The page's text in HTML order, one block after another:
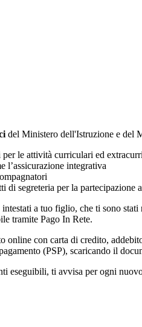
del Ministero dell'Istruzione e del
le attività curriculari ed
l’assicurazione integrativa
di segreteria per la partecipazione
intestati a tuo figlio, che ti sono
tramite Pago In Rete.
con carta di credito,
(PSP), scaricando il
eseguibili, ti avvisa per ogni